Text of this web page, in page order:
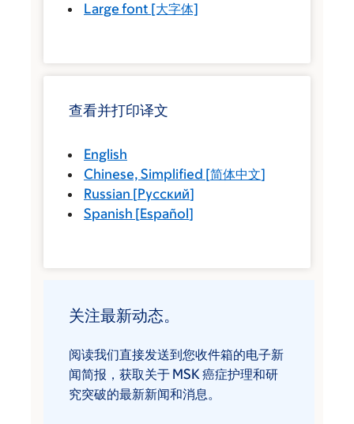
Large font [大字体]
查看并打印译文
English
Chinese, Simplified [简体中文]
Russian [Русский]
Spanish [Español]
关注最新动态。
阅读我们直接发送到您收件箱的电子新
闻简报，获取关于 MSK 癌症护理和研
究突破的最新新闻和消息。